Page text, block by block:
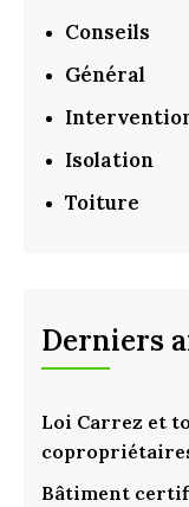
Conseils
Général
Isolation
Toiture
Derniers
Loi Carrez et
Bâtiment